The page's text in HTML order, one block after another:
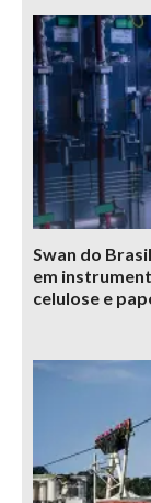
Swan do
em
celulose e